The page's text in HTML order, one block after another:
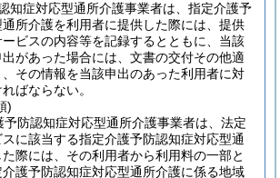
知症対応型通所介護事業者は、指定介護予
所介護を利用者に提供した際には、提供
ービスの内容等を記録するとともに、当該
があった場合には、文書の交付その他適
その情報を当該申出のあった利用者に対
ばならない。
)
予防認知症対応型通所介護事業者は、法定
に該当する指定介護予防認知症対応型通
際には、その利用者から利用料の一部と
介護予防認知症対応型通所介護に係る地域